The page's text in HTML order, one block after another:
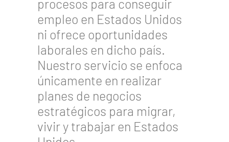
procesos para conseguir
empleo en Estados Unidos
ni ofrece oportunidades
laborales en dicho país.
Nuestro servicio se enfoca
únicamente en realizar
planes de negocios
estratégicos para migrar,
vivir y trabajar en Estados